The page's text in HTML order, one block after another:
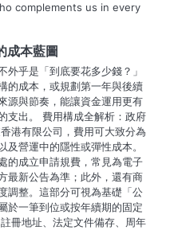
complements us in every
成本藍圖
乎是「到底要花多少錢？」
的成本，或規劃第一年與後續
源與節奏，能讓資金運用更有
支出。 費用構成全解析：政府
港有限公司，費用可大致分為
營運中的隱性或彈性成本。
的成立申請規費，常見為電子
最新公告為準；此外，還有商
調整。這部分可視為基礎「公
於一筆到位或按年續期的固定
冊地址、法定文件備存、周年